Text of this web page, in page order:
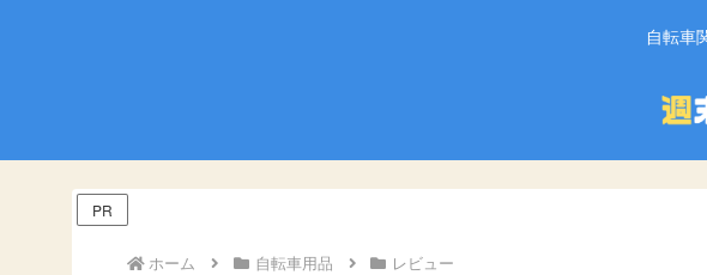
自転車
PR
ホーム 自転車用品 レビュー